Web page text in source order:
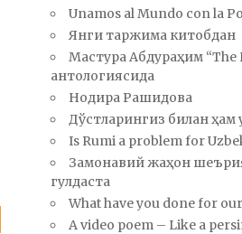
Unamos al Mundo con la
Янги таржима китобдан
Мастура Абдураҳим “The
антологиясида
Нодира Рашидова
Дўстларингиз билан ҳам
Is Rumi a problem for
Замонавий жаҳон
гулдаста
What have you done for
A video poem – Like a